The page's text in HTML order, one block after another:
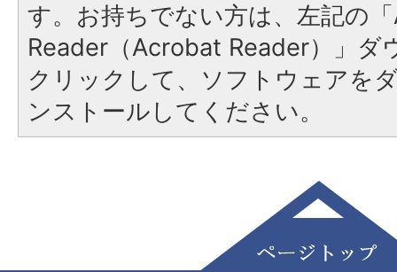
す。お持ちでない方は、左記の
Reader（Acrobat Reader）」ダ
クリックして、ソフトウェアを
ンストールしてください。